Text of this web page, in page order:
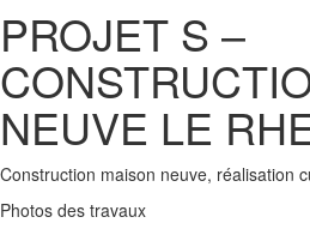
PROJET S –
NEUVE LE
Construction maison neuve, réalisation
Photos des travaux